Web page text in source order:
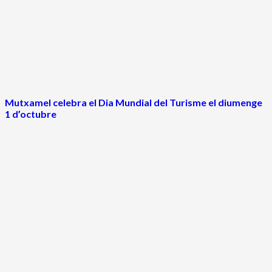
Mutxamel celebra el Dia Mundial del Turisme el diumenge
1 d’octubre